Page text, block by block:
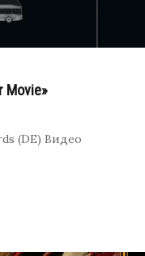
Movie»
(DE) Видео